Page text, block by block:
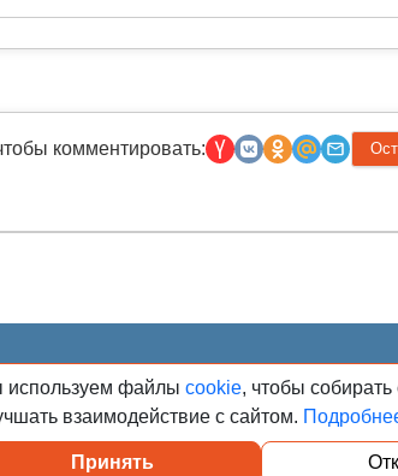
комментировать:
2018-2026. Сообщения
по надзору в сфере
за регистрационным
используем файлы cookie, чтобы собирать
взаимодействие с сайтом.
Принять